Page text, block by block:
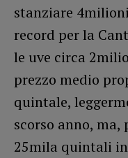
stanziare
record per la
le uve circa
prezzo medio
quintale,
scorso anno,
25mila quintali